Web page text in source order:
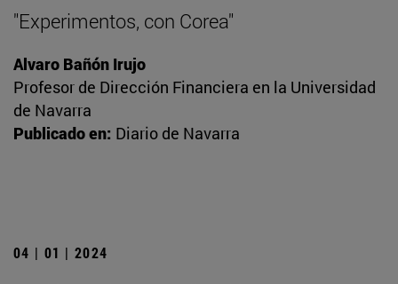
"Experimentos, con Corea"
Alvaro Bañón Irujo
Profesor de Dirección Financiera en la Universidad
de Navarra
Publicado en: Diario de Navarra
04 | 01 | 2024